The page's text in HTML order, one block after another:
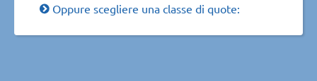
Oppure scegliere una classe di quote: